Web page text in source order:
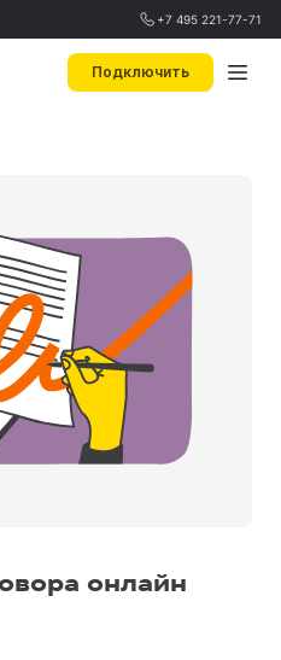
+7 495 221-77-71
Подключить
онлайн